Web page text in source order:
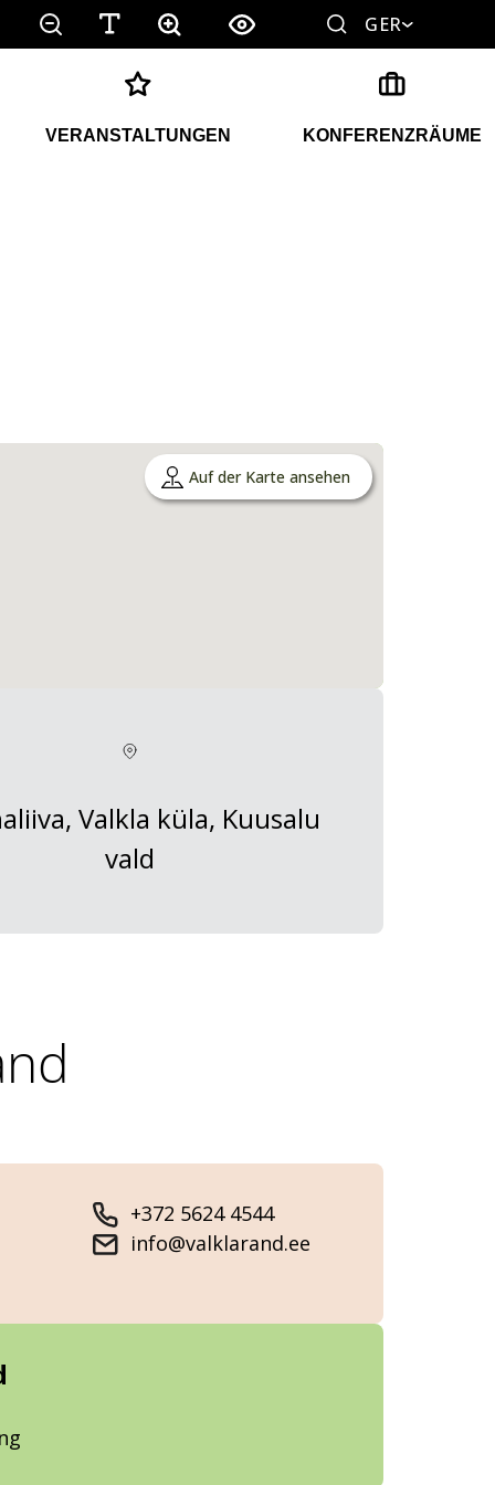
GER
VERANSTALTUNGEN KONFERENZRÄUME
Auf der Karte ansehen
Valkla küla, Kuusalu
vald
+372 5624 4544
info@valklarand.ee